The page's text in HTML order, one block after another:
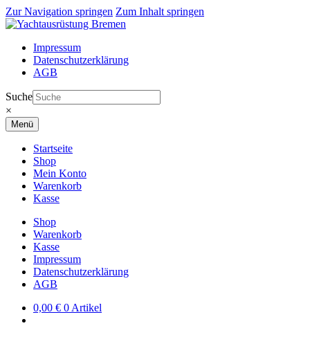
Zur Navigation springen Zum Inhalt springen
Impressum
Datenschutzerklärung
AGB
Suche
×
Menü
Startseite
Shop
Mein Konto
Warenkorb
Kasse
Shop
Warenkorb
Kasse
Impressum
Datenschutzerklärung
AGB
0,00 € 0 Artikel